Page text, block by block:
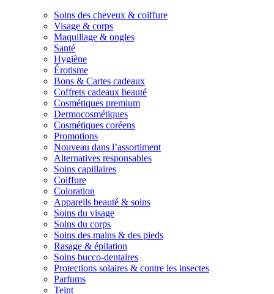
Soins des cheveux & coiffure
Visage & corps
Maquillage & ongles
Santé
Hygiène
Érotisme
Bons & Cartes cadeaux
Coffrets cadeaux beauté
Cosmétiques premium
Dermocosmétiques
Cosmétiques coréens
Promotions
Nouveau dans l’assortiment
Alternatives responsables
Soins capillaires
Coiffure
Coloration
Appareils beauté & soins
Soins du visage
Soins du corps
Soins des mains & des pieds
Rasage & épilation
Soins bucco-dentaires
Protections solaires & contre les insectes
Parfums
Teint